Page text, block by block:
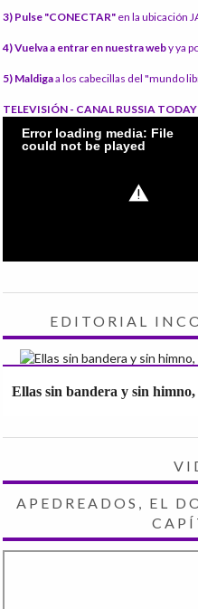
3) Pulse "CONECTAR" en la ubicación
4) Vuelva a entrar en nuestra weby ya
5) Maldigaa los cabecillas del "mundo
TELEVISIÓN - CANAL RUSSIA TODAY
EDITORIAL
Ellas sin bandera y sin himno,
APEDREADOS, EL